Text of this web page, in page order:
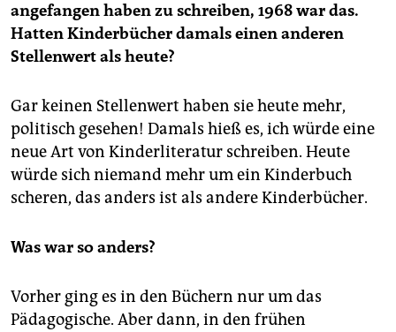
angefangen haben zu schreiben, 1968 war das.
Hatten Kinderbücher damals einen anderen
Stellenwert als heute?
Gar keinen Stellenwert haben sie heute mehr,
politisch gesehen! Damals hieß es, ich würde eine
neue Art von Kinderliteratur schreiben. Heute
würde sich niemand mehr um ein Kinderbuch
scheren, das anders ist als andere Kinderbücher.
Was war so anders?
Vorher ging es in den Büchern nur um das
Pädagogische. Aber dann, in den frühen